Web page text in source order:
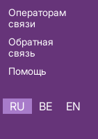
Операторам
связи
Обратная
связь
Помощь
RU BE EN